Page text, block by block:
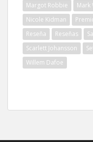
Margot Robbie
Mark
Nicole Kidman
Reseña
Reseñas
Scarlett Johansson
Willem Dafoe